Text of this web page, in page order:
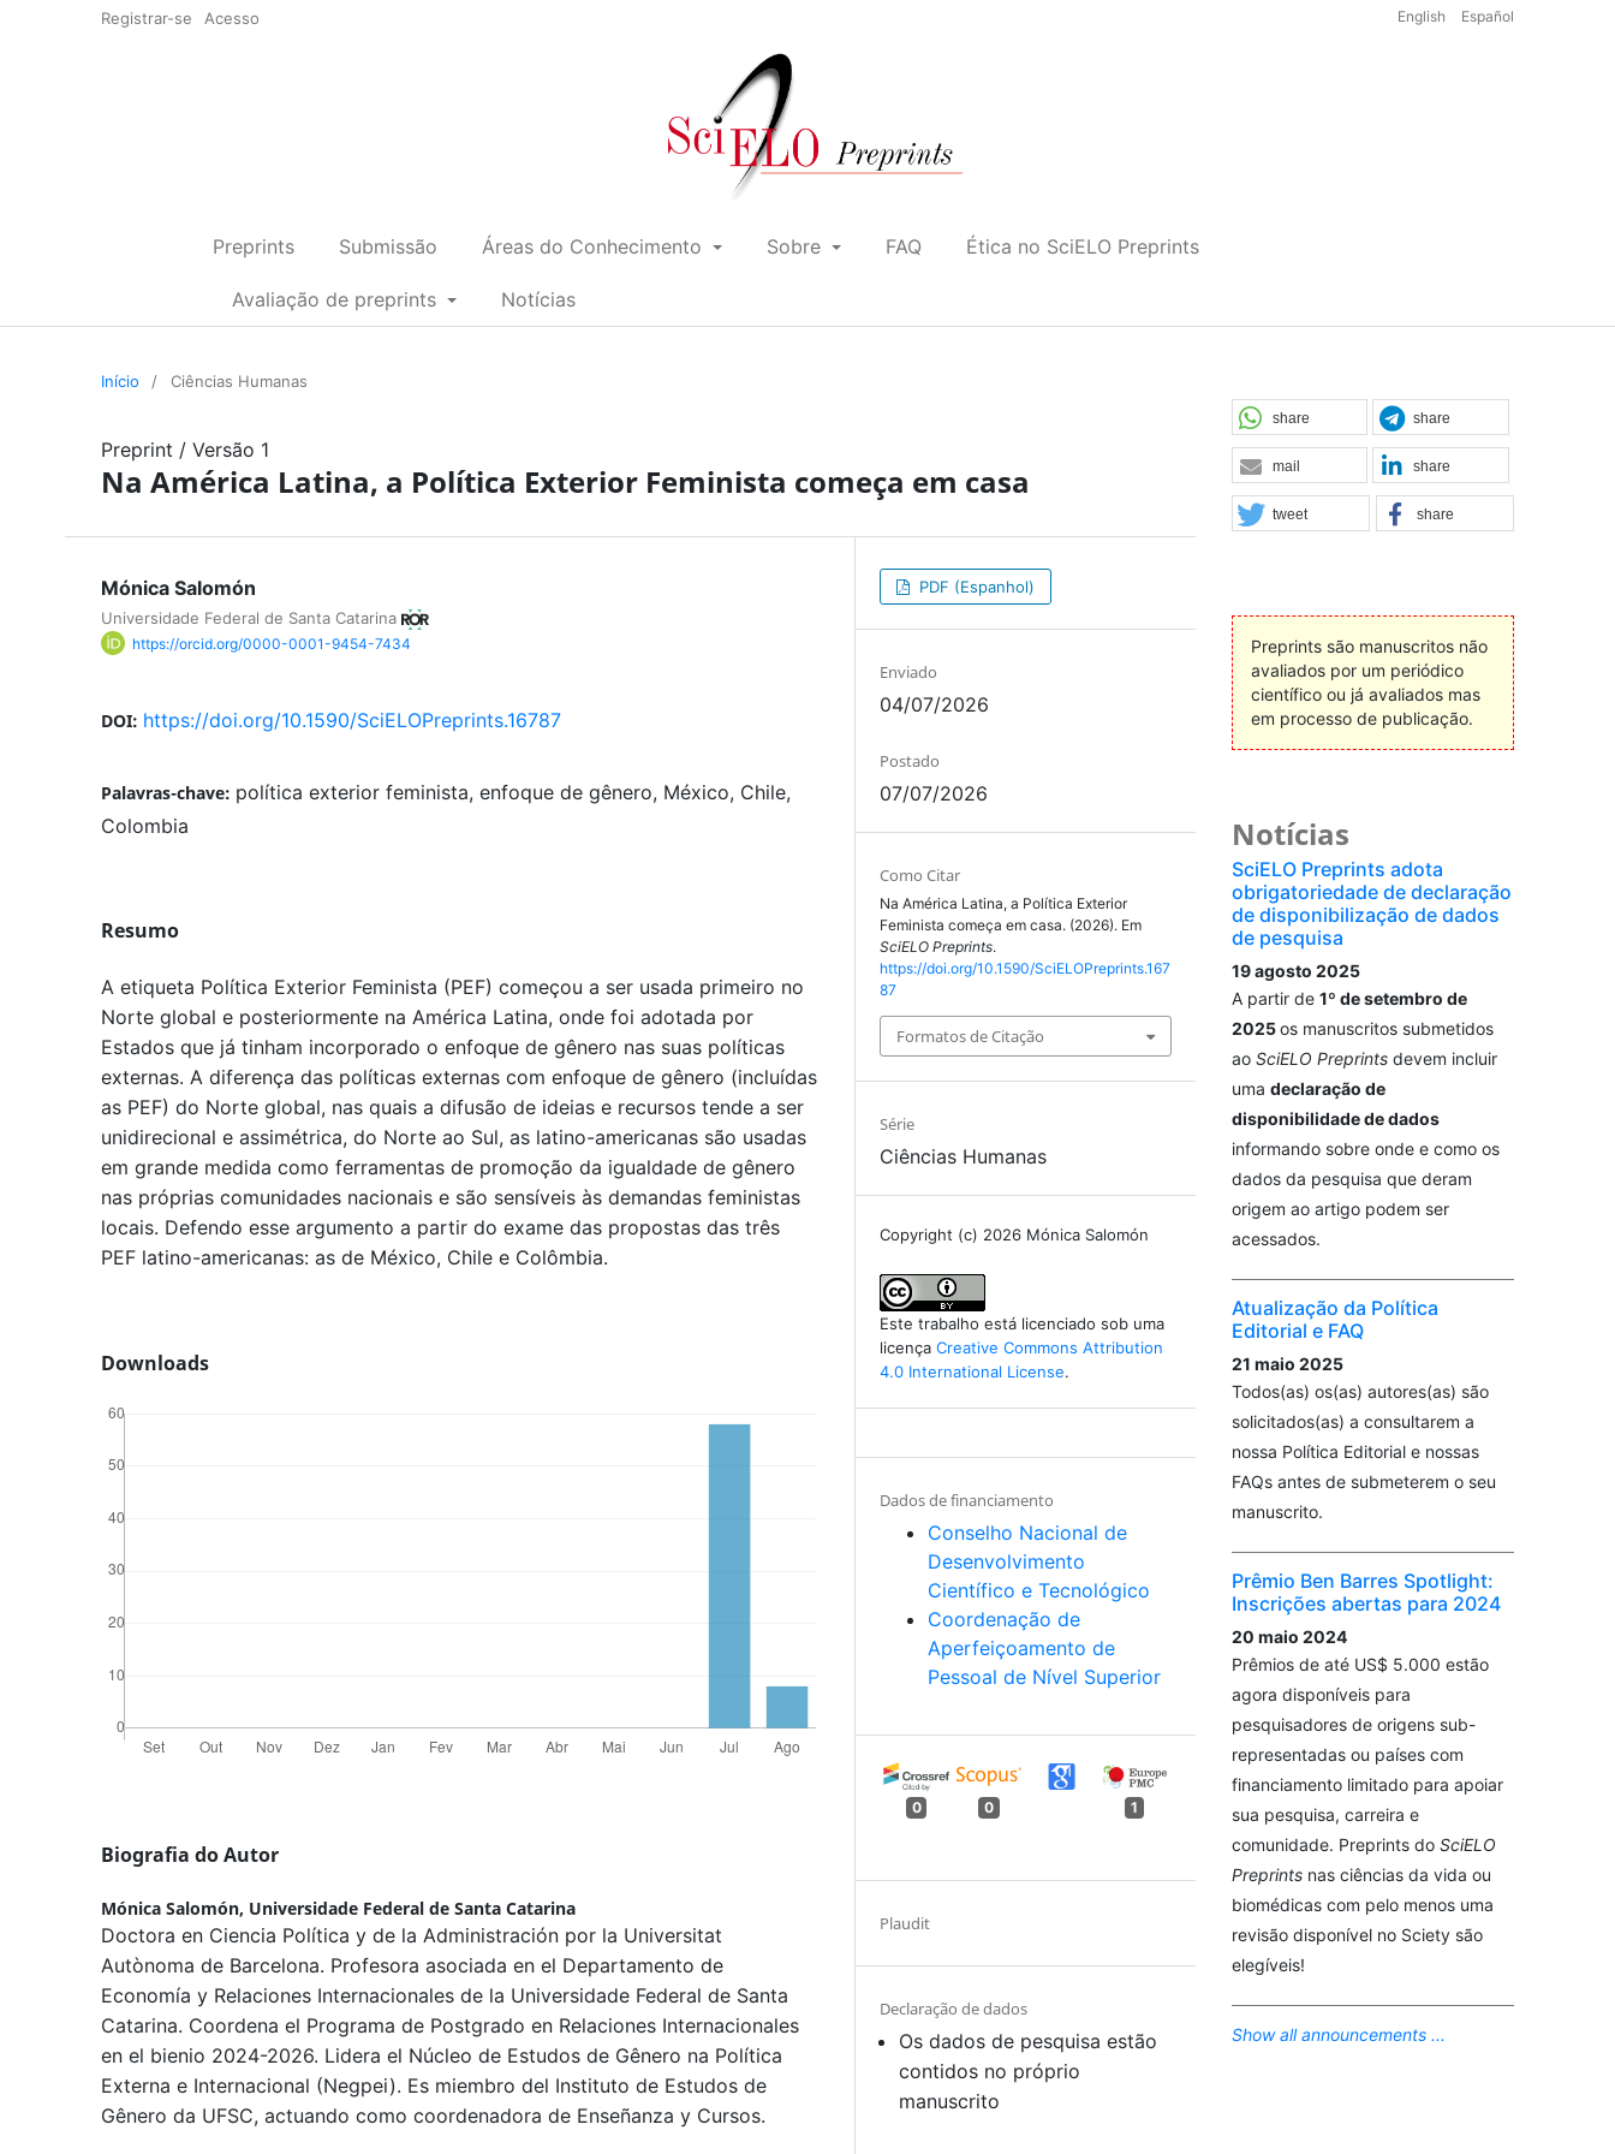
Registrar-se Acesso English Español
Preprints Submissão Áreas do Conhecimento Sobre FAQ Ética no SciELO Preprints
Avaliação de preprints Notícias
Início / Ciências Humanas
Preprint / Versão 1
Na América Latina, a Política Exterior Feminista começa em casa
Mónica Salomón
Universidade Federal de Santa Catarina
https://orcid.org/0000-0001-9454-7434
DOI: https://doi.org/10.1590/SciELOPreprints.16787
Palavras-chave: política exterior feminista, enfoque de gênero, México, Chile,
Colombia
Resumo
A etiqueta Política Exterior Feminista (PEF) começou a ser usada primeiro no
Norte global e posteriormente na América Latina, onde foi adotada por
Estados que já tinham incorporado o enfoque de gênero nas suas políticas
externas. A diferença das políticas externas com enfoque de gênero (incluídas
as PEF) do Norte global, nas quais a difusão de ideias e recursos tende a ser
unidirecional e assimétrica, do Norte ao Sul, as latino-americanas são usadas
em grande medida como ferramentas de promoção da igualdade de gênero
nas próprias comunidades nacionais e são sensíveis às demandas feministas
locais. Defendo esse argumento a partir do exame das propostas das três
PEF latino-americanas: as de México, Chile e Colômbia.
Downloads
Biografia do Autor
Mónica Salomón, Universidade Federal de Santa Catarina
Doctora en Ciencia Política y de la Administración por la Universitat
Autònoma de Barcelona. Profesora asociada en el Departamento de
Economía y Relaciones Internacionales de la Universidade Federal de Santa
Catarina. Coordena el Programa de Postgrado en Relaciones Internacionales
en el bienio 2024-2026. Lidera el Núcleo de Estudos de Gênero na Política
Externa e Internacional (Negpei). Es miembro del Instituto de Estudos de
Gênero da UFSC, actuando como coordenadora de Enseñanza y Cursos.
PDF (Espanhol)
Enviado
04/07/2026
Postado
07/07/2026
Como Citar
Na América Latina, a Política Exterior
Feminista começa em casa. (2026). Em
SciELO Preprints.
https://doi.org/10.1590/SciELOPreprints.167
87
Formatos de Citação
Série
Ciências Humanas
Copyright (c) 2026 Mónica Salomón
Este trabalho está licenciado sob uma
licençaCreative Commons Attribution
4.0 International License.
Dados de financiamento
Conselho Nacional de
Desenvolvimento
Científico e Tecnológico
Coordenação de
Aperfeiçoamento de
Pessoal de Nível Superior
0 0 1
Plaudit
Declaração de dados
Os dados de pesquisa estão
contidos no próprio
manuscrito
share share
mail share
tweet share
Preprints são manuscritos não
avaliados por um periódico
científico ou já avaliados mas
em processo de publicação.
Notícias
SciELO Preprints adota
obrigatoriedade de declaração
de disponibilização de dados
de pesquisa
19 agosto 2025
A partir de 1º de setembro de
2025os manuscritos submetidos
ao SciELO Preprintsdevem incluir
uma declaração de
disponibilidade de dados
informando sobre onde e como os
dados da pesquisa que deram
origem ao artigo podem ser
acessados.
Atualização da Política
Editorial e FAQ
21 maio 2025
Todos(as) os(as) autores(as) são
solicitados(as) a consultarem a
nossa Política Editorial e nossas
FAQs antes de submeterem o seu
manuscrito.
Prêmio Ben Barres Spotlight:
Inscrições abertas para 2024
20 maio 2024
Prêmios de até US$ 5.000 estão
agora disponíveis para
pesquisadores de origens sub-
representadas ou países com
financiamento limitado para apoiar
sua pesquisa, carreira e
comunidade. Preprints do SciELO
Preprintsnas ciências da vida ou
biomédicas com pelo menos uma
revisão disponível no Sciety são
elegíveis!
Show all announcements ...